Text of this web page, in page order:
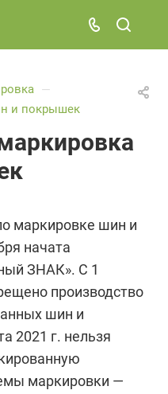
—
и покрышек
маркировке шин и
начата
ЗНАК». С 1
производство
шин и
2021 г. нельзя
маркировки —